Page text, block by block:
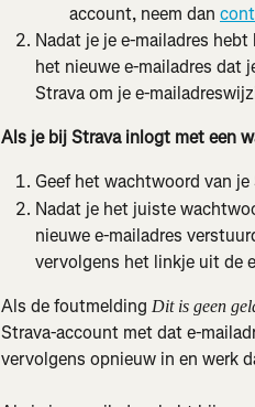
account, neem dan
Nadat je je e-mailadres
het nieuwe e-mailadres dat
Strava om je e-
Als je bij Strava inlogt met een
Geef het wachtwoord van
Nadat je het juiste
nieuwe e-mailadres
vervolgens het linkje uit de
Als de foutmelding Dit is geen
Strava-account met dat e-
vervolgens opnieuw in en werk